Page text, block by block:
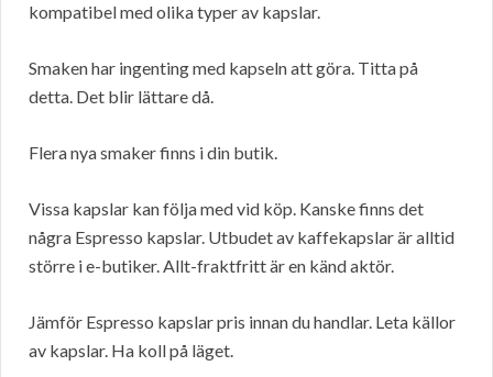
kompatibel med olika typer av kapslar.
Smaken har ingenting med kapseln att göra. Titta på
detta. Det blir lättare då.
Flera nya smaker finns i din butik.
Vissa kapslar kan följa med vid köp. Kanske finns det
några Espresso kapslar. Utbudet av kaffekapslar är alltid
större i e-butiker. Allt-fraktfritt är en känd aktör.
Jämför Espresso kapslar pris innan du handlar. Leta källor
av kapslar. Ha koll på läget.